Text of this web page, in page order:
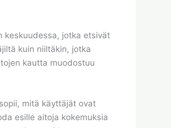
keskuudessa, jotka etsivät
kuin niiltäkin, jotka
kautta muodostuu
mitä käyttäjät ovat
esille aitoja kokemuksia